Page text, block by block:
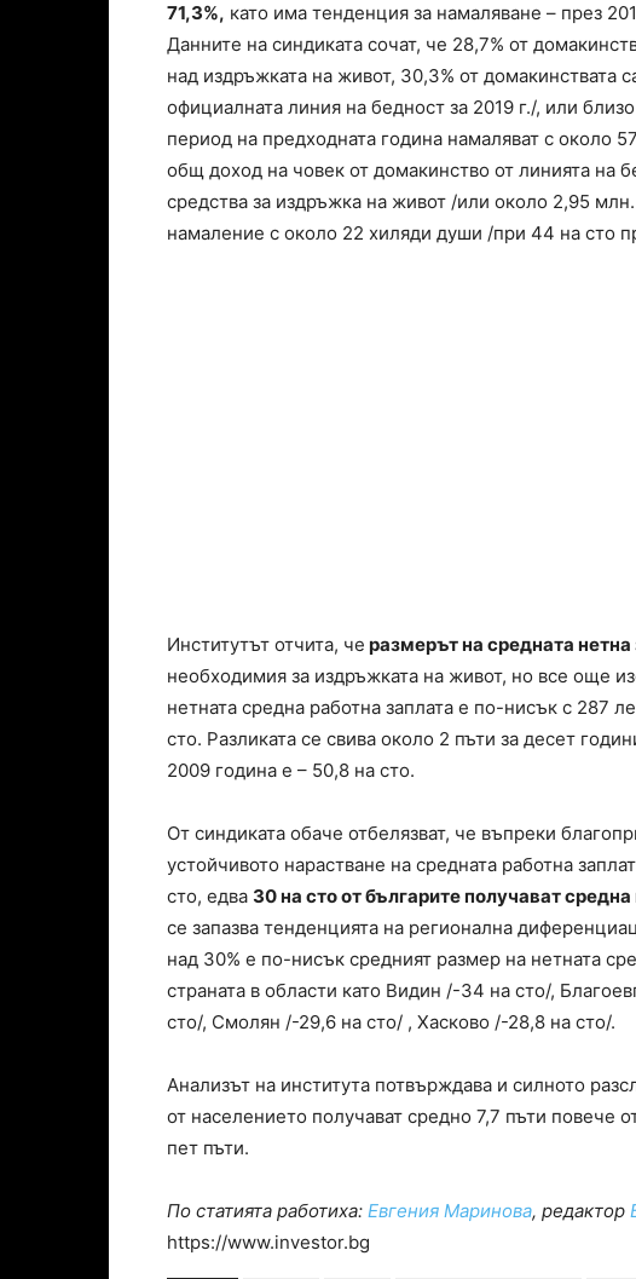
71,3%, като има тенденция за намаляване – през
Данните на синдиката сочат, че 28,7% от
над издръжката на живот, 30,3% от домакинствата
официалната линия на бедност за 2019 г./, или
период на предходната година намаляват с около
общ доход на човек от домакинство от линията на
средства за издръжка на живот /или около 2,95
намаление с около 22 хиляди души /при 44 на сто
Институтът отчита, че размерът на средната нетна
необходимия за издръжката на живот, но все още
нетната средна работна заплата е по-нисък с 287
сто. Разликата се свива около 2 пъти за десет
2009 година е – 50,8 на сто.
От синдиката обаче отбелязват, че въпреки
устойчивото нарастване на средната работна
сто, едва 30 на сто от българите получават
се запазва тенденцията на регионална
над 30% е по-нисък средният размер на нетната
страната в области като Видин /-34 на сто/,
сто/, Смолян /-29,6 на сто/ , Хасково /-28,8 на сто/.
Анализът на института потвърждава и силното
от населението получават средно 7,7 пъти повече
пет пъти.
По статията работиха: Евгения Маринова, редактор
https://www.investor.bg